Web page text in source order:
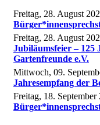
Freitag, 28. August
Freitag, 28. August
Jubiläumsfeier – 125
Gartenfreunde e.V.
Mittwoch, 09.
Jahresempfang der
Freitag, 18. September